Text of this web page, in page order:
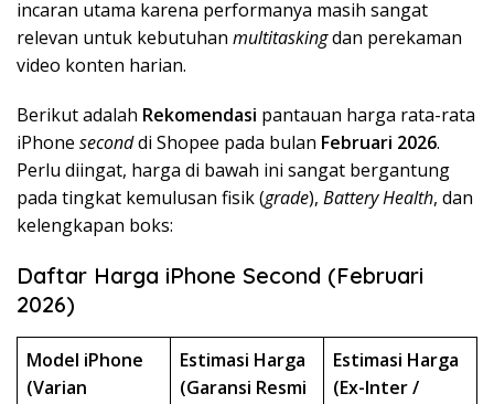
incaran utama karena performanya masih sangat
relevan untuk kebutuhan multitaskingdan perekaman
video konten harian.
Berikut adalah Rekomendasi pantauan harga rata-rata
iPhone seconddi Shopee pada bulan Februari 2026.
Perlu diingat, harga di bawah ini sangat bergantung
pada tingkat kemulusan fisik (grade), Battery Health, dan
kelengkapan boks:
Daftar Harga iPhone Second (Februari
2026)
Model iPhone
(Varian
Estimasi Harga
(Garansi Resmi
Estimasi Harga
(Ex-Inter /